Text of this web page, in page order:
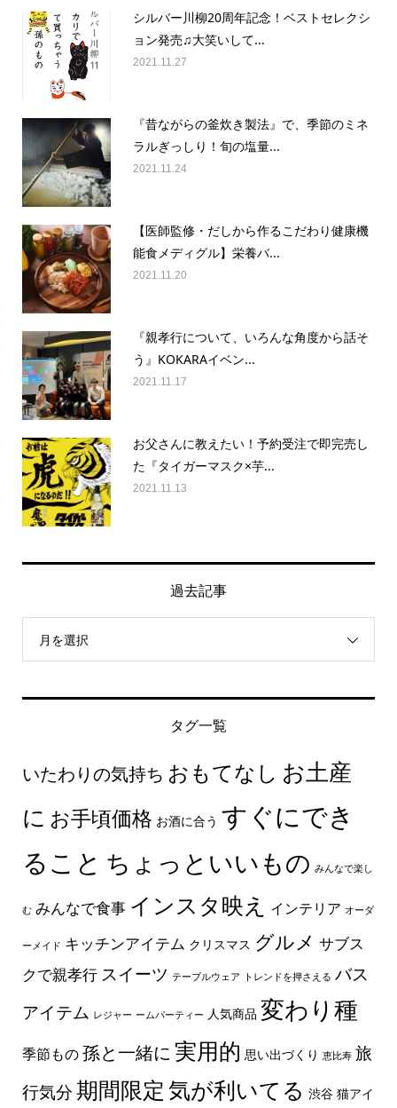
シルバー川柳20周年記念！ベストセレクシ
ョン発売♫大笑いして...
2021.11.27
『昔ながらの釜炊き製法』で、季節のミネ
ラルぎっしり！旬の塩量...
2021.11.24
【医師監修・だしから作るこだわり健康機
能食メディグル】栄養バ...
2021.11.20
『親孝行について、いろんな角度から話そ
う』KOKARAイベン...
2021.11.17
お父さんに教えたい！予約受注で即完売し
た『タイガーマスク×芋...
2021.11.13
過去記事
月を選択
タグ一覧
いたわりの気持ち おもてなし お土産
に お手頃価格 お酒に合う すぐにでき
ること ちょっといいもの みんなで楽し
む みんなで食事 インスタ映え インテリア オーダ
ーメイド キッチンアイテム クリスマス グルメ サブス
クで親孝行 スイーツ テーブルウェア トレンドを押さえる バス
アイテム レジャー ームパーティー 人気商品 変わり種
季節もの 孫と一緒に 実用的 思い出づくり 恵比寿 旅
行気分 期間限定 気が利いてる 渋谷 猫アイ